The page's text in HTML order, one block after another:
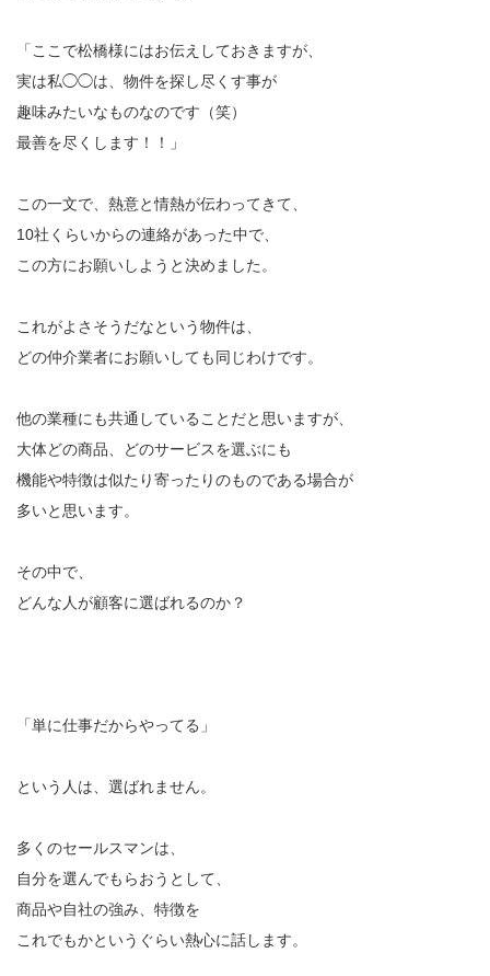
「ここで松橋様にはお伝えしておきますが、
実は私◯◯は、物件を探し尽くす事が
趣味みたいなものなのです（笑）
最善を尽くします！！」
この一文で、熱意と情熱が伝わってきて、
10社くらいからの連絡があった中で、
この方にお願いしようと決めました。
これがよさそうだなという物件は、
どの仲介業者にお願いしても同じわけです。
他の業種にも共通していることだと思いますが、
大体どの商品、どのサービスを選ぶにも
機能や特徴は似たり寄ったりのものである場合が
多いと思います。
その中で、
どんな人が顧客に選ばれるのか？
「単に仕事だからやってる」
という人は、選ばれません。
多くのセールスマンは、
自分を選んでもらおうとして、
商品や自社の強み、特徴を
これでもかというぐらい熱心に話します。